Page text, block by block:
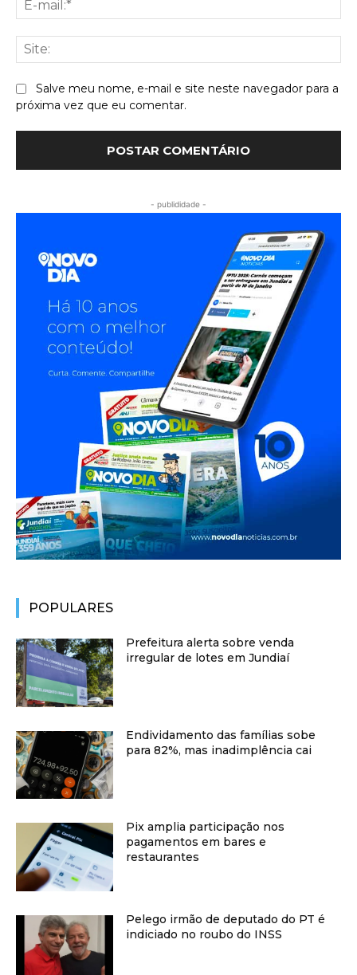
Salve meu nome, e-mail e site neste navegador para a
próxima vez que eu comentar.
- publididade -
POPULARES
Prefeitura alerta sobre venda
irregular de lotes em Jundiaí
Endividamento das famílias sobe
para 82%, mas inadimplência cai
Pix amplia participação nos
pagamentos em bares e
restaurantes
Pelego irmão de deputado do PT é
indiciado no roubo do INSS